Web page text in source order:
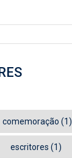
comemoração (1)
escritores (1)